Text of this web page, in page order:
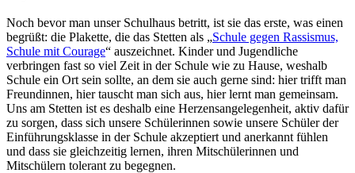
Noch bevor man unser Schulhaus betritt, ist sie das erste, was einen
begrüßt: die Plakette, die das Stetten als „Schule gegen Rassismus,
Schule mit Courage“ auszeichnet. Kinder und Jugendliche
verbringen fast so viel Zeit in der Schule wie zu Hause, weshalb
Schule ein Ort sein sollte, an dem sie auch gerne sind: hier trifft man
Freundinnen, hier tauscht man sich aus, hier lernt man gemeinsam.
Uns am Stetten ist es deshalb eine Herzensangelegenheit, aktiv dafür
zu sorgen, dass sich unsere Schülerinnen sowie unsere Schüler der
Einführungsklasse in der Schule akzeptiert und anerkannt fühlen
und dass sie gleichzeitig lernen, ihren Mitschülerinnen und
Mitschülern tolerant zu begegnen.